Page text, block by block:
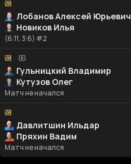
Лобанов Алексей Юрьевич
Новиков Илья
(6:11, 3:6) #2
Гульницкий Владимир
Кутузов Олег
Матч не начался
Давлитшин Ильдар
Пряхин Вадим
Матч не начался